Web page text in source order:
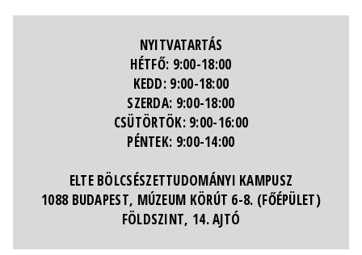
NYITVATARTÁS
HÉTFŐ: 9:00-18:00
KEDD: 9:00-18:00
SZERDA: 9:00-18:00
CSÜTÖRTÖK: 9:00-16:00
PÉNTEK: 9:00-14:00
ELTE BÖLCSÉSZETTUDOMÁNYI KAMPUSZ
1088 BUDAPEST, MÚZEUM KÖRÚT 6-8. (FŐÉPÜLET)
FÖLDSZINT, 14. AJTÓ